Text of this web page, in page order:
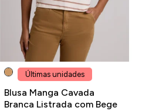
Últimas unidades
Blusa Manga Cavada
Branca Listrada com Bege